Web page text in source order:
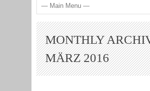
MONTHLY
MÄRZ 2016